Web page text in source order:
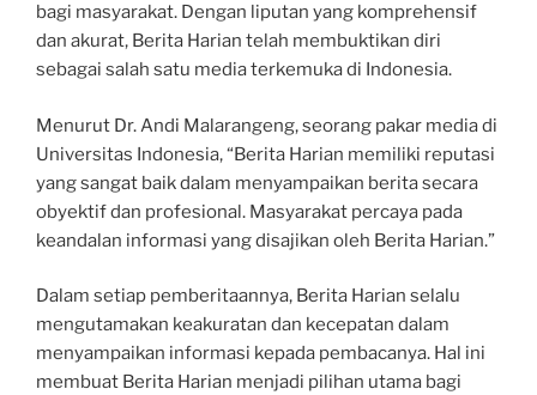
bagi masyarakat. Dengan liputan yang komprehensif
dan akurat, Berita Harian telah membuktikan diri
sebagai salah satu media terkemuka di Indonesia.
Menurut Dr. Andi Malarangeng, seorang pakar media di
Universitas Indonesia, “Berita Harian memiliki reputasi
yang sangat baik dalam menyampaikan berita secara
obyektif dan profesional. Masyarakat percaya pada
keandalan informasi yang disajikan oleh Berita Harian.”
Dalam setiap pemberitaannya, Berita Harian selalu
mengutamakan keakuratan dan kecepatan dalam
menyampaikan informasi kepada pembacanya. Hal ini
membuat Berita Harian menjadi pilihan utama bagi